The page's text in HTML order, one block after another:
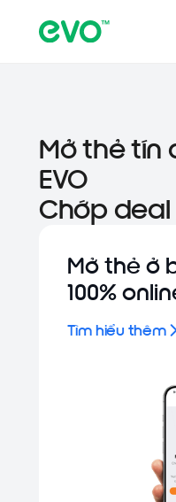
Mở thẻ tín
EVO
Chớp
Mở thẻ ở
100%
Tìm hiểu thêm